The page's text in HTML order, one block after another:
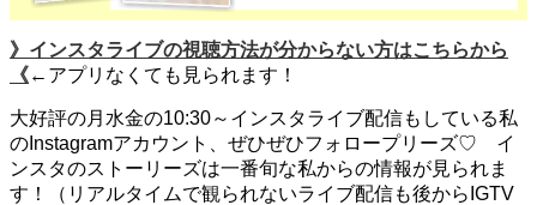
》インスタライブの視聴方法が分からない方はこちらから
《 ←アプリなくても見られます！
大好評の月水金の10:30～インスタライブ配信もしている私
のInstagramアカウント、ぜひぜひフォロープリーズ♡ イ
ンスタのストーリーズは一番旬な私からの情報が見られま
す！（リアルタイムで観られないライブ配信も後からIGTV